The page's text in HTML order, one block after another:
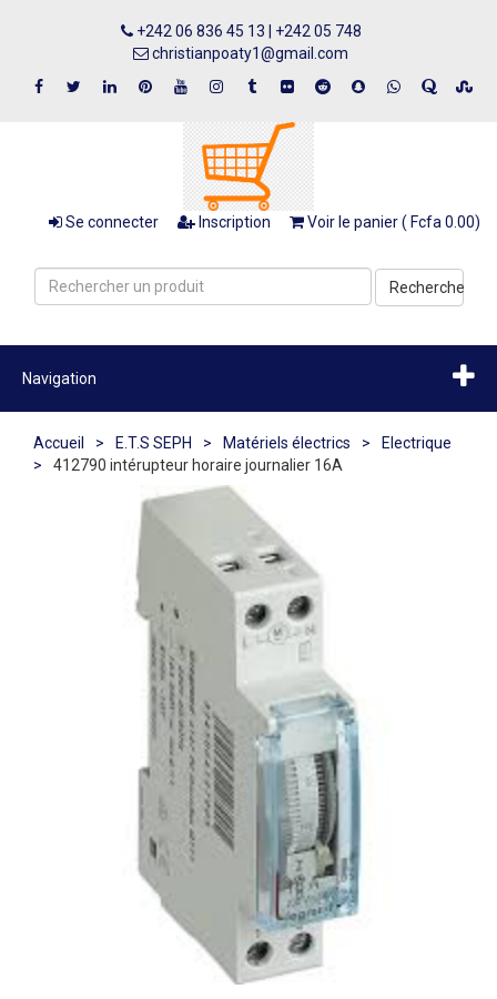
+242 06 836 45 13 | +242 05 748
christianpoaty1@gmail.com
Se connecter Inscription Voir le panier ( Fcfa 0.00)
Recherche
Navigation
Accueil > E.T.S SEPH > Matériels électrics >
Electrique
>
412790 intérupteur horaire journalier 16A